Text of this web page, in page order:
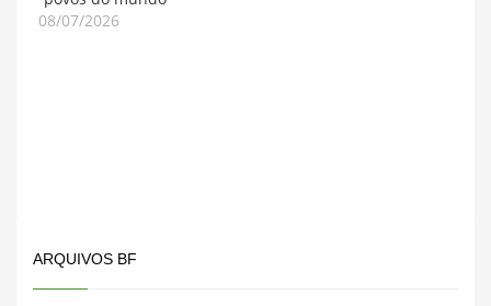
08/07/2026
ARQUIVOS BF